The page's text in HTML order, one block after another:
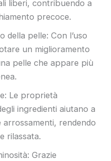
liberi, contribuendo a
precoce.
della pelle: Con l’uso
un miglioramento
pelle che appare più
Le proprietà
ingredienti aiutano a
rendendo
rilassata.
Grazie